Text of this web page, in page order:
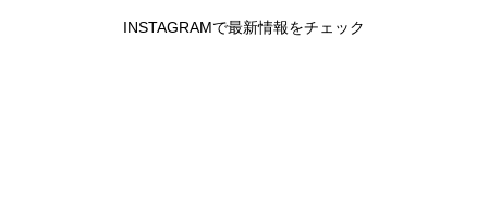
INSTAGRAMで最新情報をチェック